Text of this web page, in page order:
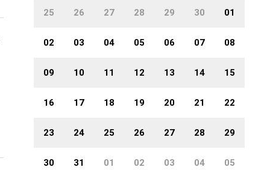
25 26 27 28 29 30 01
02 03 04 05 06 07 08
09 10 11 12 13 14 15
16 17 18 19 20 21 22
23 24 25 26 27 28 29
30 31 01 02 03 04 05